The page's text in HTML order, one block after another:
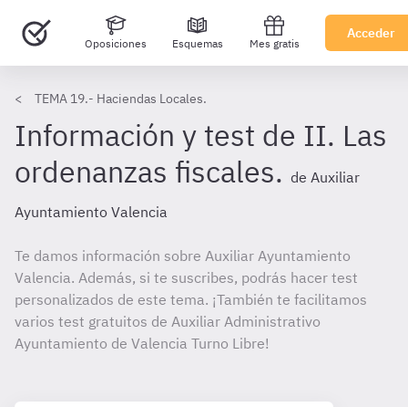
Oposiciones Esquemas Mes gratis
Acceder
TEMA 19.- Haciendas Locales.
Información y test de II. Las
ordenanzas fiscales. de Auxiliar
Ayuntamiento Valencia
Te damos información sobre Auxiliar Ayuntamiento
Valencia. Además, si te suscribes, podrás hacer test
personalizados de este tema. ¡También te facilitamos
varios test gratuitos de Auxiliar Administrativo
Ayuntamiento de Valencia Turno Libre!